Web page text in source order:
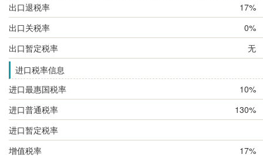
出口退税率
17%
出口关税率
0%
出口暂定税率
无
进口税率信息
进口最惠国税率
10%
进口普通税率
130%
进口暂定税率
增值税率
17%